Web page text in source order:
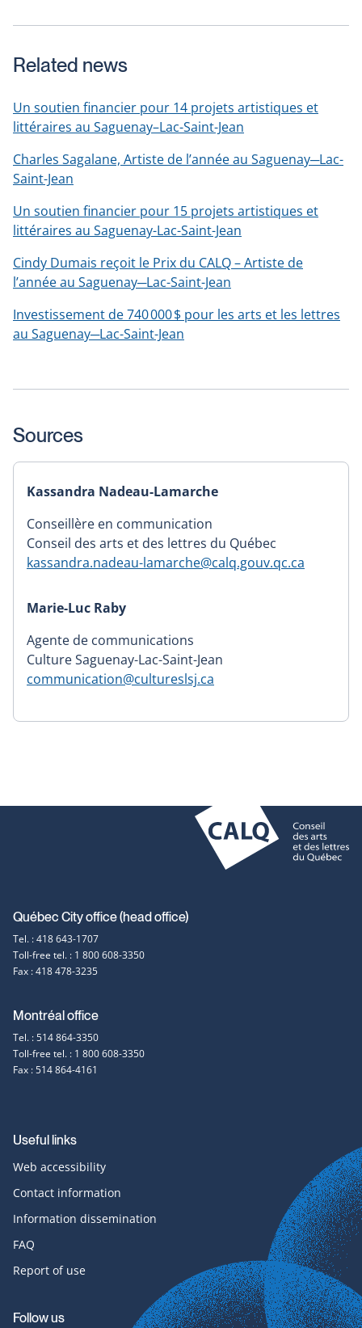
Related news
Un soutien financier pour 14 projets artistiques et
littéraires au Saguenay–Lac-Saint-Jean
Charles Sagalane, Artiste de l’année au Saguenay─Lac-
Saint-Jean
Un soutien financier pour 15 projets artistiques et
littéraires au Saguenay-Lac-Saint-Jean
Cindy Dumais reçoit le Prix du CALQ – Artiste de
l’année au Saguenay─Lac-Saint-Jean
Investissement de 740 000 $ pour les arts et les lettres
au Saguenay─Lac-Saint-Jean
Sources
Kassandra Nadeau-Lamarche
Conseillère en communication
Conseil des arts et des lettres du Québec
kassandra.nadeau-lamarche@calq.gouv.qc.ca
Marie-Luc Raby
Agente de communications
Culture Saguenay-Lac-Saint-Jean
communication@cultureslsj.ca
Contact
information
Québec City office (head office)
Tel. : 418 643-1707
Toll-free tel. : 1 800 608-3350
Fax : 418 478-3235
Montréal office
Tel. : 514 864-3350
Toll-free tel. : 1 800 608-3350
Fax : 514 864-4161
Useful links
Web accessibility
Contact information
Information dissemination
FAQ
Report of use
Follow us